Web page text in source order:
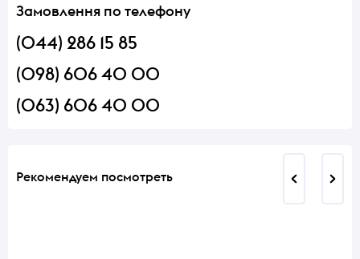
Замовлення по телефону
(044) 286 15 85
(098) 606 40 00
(063) 606 40 00
Рекомендуем посмотреть